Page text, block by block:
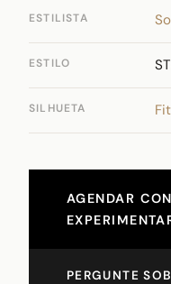
ESTILISTA
ESTILO
SILHUETA
AGENDAR
PERGUNTE